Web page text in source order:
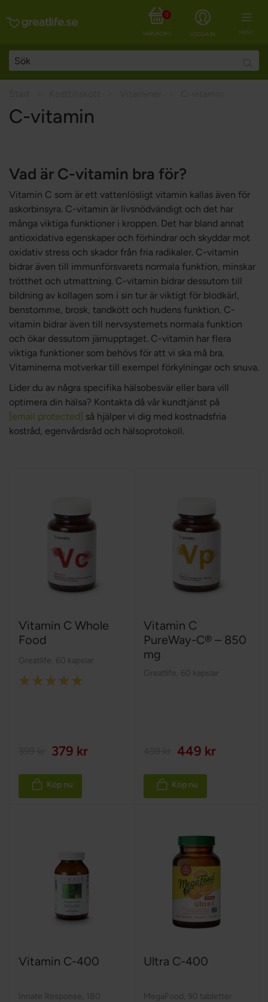
MENY
LOGGA IN
VARUKORG
0
C-vitamin
Vad är C-vitamin bra för?
Vitamin C som är ett vattenlösligt vitamin kallas även för
askorbinsyra. C-vitamin är livsnödvändigt och det har
många viktiga funktioner i kroppen. Det har bland annat
antioxidativa egenskaper och förhindrar och skyddar mot
oxidativ stress och skador från fria radikaler. C-vitamin
bidrar även till immunförsvarets normala funktion, minskar
trötthet och utmattning. C-vitamin bidrar dessutom till
bildning av kollagen som i sin tur är viktigt för blodkärl,
benstomme, brosk, tandkött och hudens funktion. C-
vitamin bidrar även till nervsystemets normala funktion
och ökar dessutom järnupptaget. C-vitamin har flera
viktiga funktioner som behövs för att vi ska må bra.
Vitaminerna motverkar till exempel förkylningar och snuva.
Lider du av några specifika hälsobesvär eller bara vill
optimera din hälsa? Kontakta då vår kundtjänst på
[email protected] så hjälper vi dig med kostnadsfria
kostråd, egenvårdsråd och hälsoprotokoll.
Vitamin C Whole
Food
Greatlife 60 kapslar
Rating:
379 kr
Köp nu
Vitamin C
PureWay-C® – 850
mg
Greatlife 60 kapslar
449 kr
Köp nu
Vitamin C-400
Innate Response 180
Ultra C-400
MegaFood 90 tabletter